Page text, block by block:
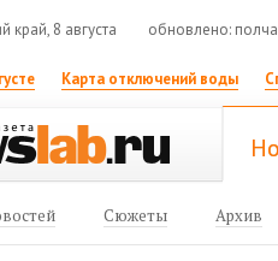
край, 8 августа обновлено:
Карта отключений воды
Сюжеты Архив